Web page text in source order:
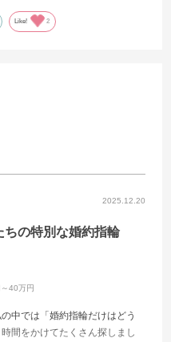
な場面でずっと身に着けるこ
ました。
きました。
たいと思います。
Like! 2
2025.12.20
ちの特別な婚約指輪
40万円
中では「婚約指輪だけはどう
間をかけてたくさん探しまし